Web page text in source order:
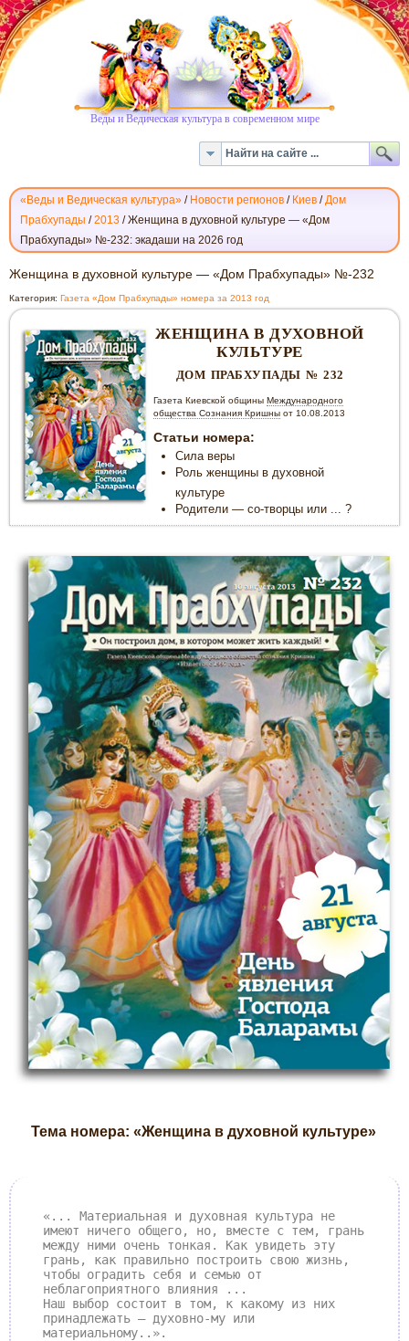
Веды и Ведическая культура в современном мире
«Веды и Ведическая культура» / Новости регионов / Киев /Дом
Прабхупады /2013 /Женщина в духовной культуре — «Дом
Прабхупады» №-232: экадаши на 2026 год
ЖЕНЩИНА
В
ДУХОВНОЙ
КУЛЬТУРЕ
—
«ДОМ
ПРАБХУПАДЫ»
№-232
Женщина в духовной культуре — «Дом Прабхупады» №-232
Категория: Газета «Дом Прабхупады» номера за 2013 год
ЖЕНЩИНА В ДУХОВНОЙ
КУЛЬТУРЕ
ДОМ ПРАБХУПАДЫ № 232
Газета Киевской общиныМеждународного
общества Сознания Кришны от 10.08.2013
Статьи номера:
Сила веры
Роль женщины в духовной
культуре
Родители — со-творцы или ... ?
Тема номера: «Женщина в духовной культуре»
«... Материальная и духовная культура не
имеют ничего общего, но, вместе с тем, грань
между ними очень тонкая. Как увидеть эту
грань, как правильно построить свою жизнь,
чтобы оградить себя и семью от
неблагоприятного влияния ...
Наш выбор состоит в том, к какому из них
принадлежать — духовно-му или
материальному..».